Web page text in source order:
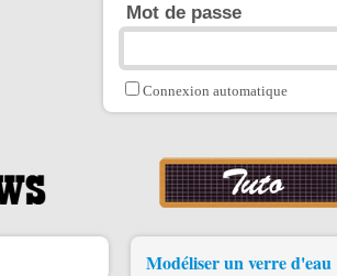
Mot de passe
Connexion automatique
Modéliser un verre d'eau